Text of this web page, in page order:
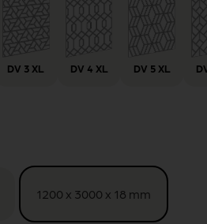
DV 3 XL DV 4 XL DV 5 XL
1200 x 3000 x 18 mm